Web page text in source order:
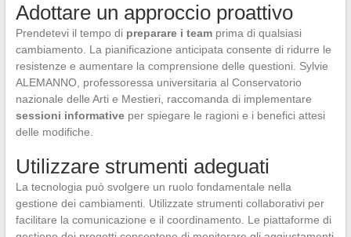
Adottare un approccio proattivo
Prendetevi il tempo di preparare i teamprima di qualsiasi
cambiamento. La pianificazione anticipata consente di ridurre le
resistenze e aumentare la comprensione delle questioni. Sylvie
ALEMANNO, professoressa universitaria al Conservatorio
nazionale delle Arti e Mestieri, raccomanda di implementare
sessioni informativeper spiegare le ragioni e i benefici attesi
delle modifiche.
Utilizzare strumenti adeguati
La tecnologia può svolgere un ruolo fondamentale nella
gestione dei cambiamenti. Utilizzate strumenti collaborativi per
facilitare la comunicazione e il coordinamento. Le piattaforme di